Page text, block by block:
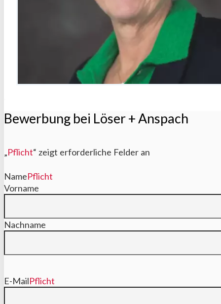
Bewerbung bei Löser + Anspach
„Pflicht“ zeigt erforderliche Felder an
NamePflicht
Vorname
Nachname
E-MailPflicht